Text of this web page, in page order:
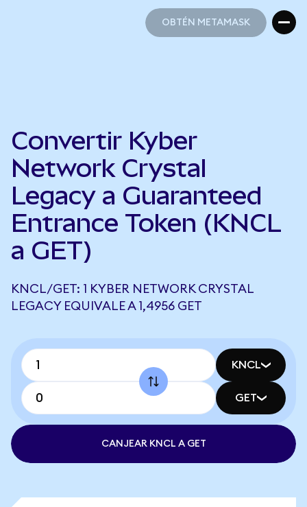
OBTÉN METAMASK
Convertir Kyber
Network Crystal
Legacy a Guaranteed
Entrance Token (KNCL
a GET)
KNCL/GET: 1 KYBER NETWORK CRYSTAL
LEGACY EQUIVALE A 1,4956 GET
KNCL
GET
CANJEAR KNCL A GET